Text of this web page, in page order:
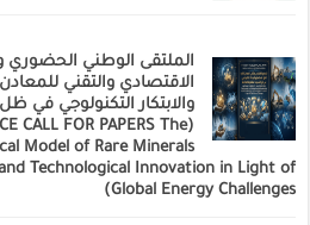
الملتقى الوطني الحضوري
الاقتصادي والتقني للمعادن
والابتكار التكنولوجي في
CALL FOR PAPERS The
Model of Rare Minerals
Technological Innovation in Light of
Global Energy Challenges)